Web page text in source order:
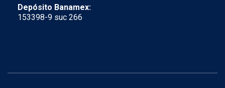
Depósito Banamex:
153398-9 suc 266